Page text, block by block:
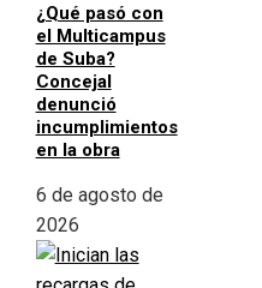
¿Qué pasó con
el Multicampus
de Suba?
Concejal
denunció
incumplimientos
en la obra
6 de agosto de
2026